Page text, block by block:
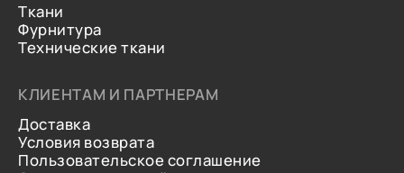
Ткани
Фурнитура
Технические ткани
КЛИЕНТАМ И ПАРТНЕРАМ
Доставка
Условия возврата
Пользовательское соглашение